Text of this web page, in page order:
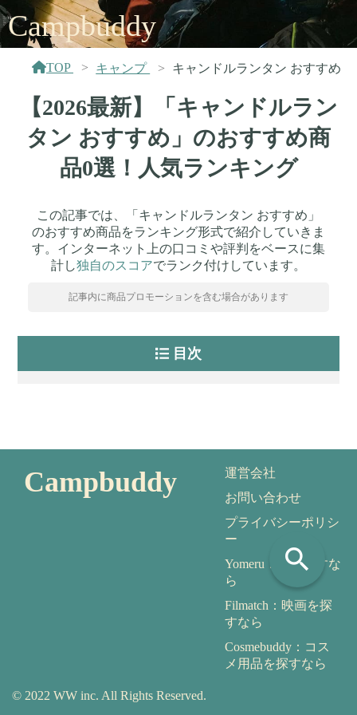
Campbuddy
TOP キャンプ キャンドルランタン おすすめ
【2026最新】「キャンドルラン
タン おすすめ」のおすすめ商
品0選！人気ランキング
この記事では、「キャンドルランタン おすすめ」
のおすすめ商品をランキング形式で紹介していきま
す。インターネット上の口コミや評判をベースに集
計し独自のスコアでランク付けしています。
記事内に商品プロモーションを含む場合があります
目次
search
Campbuddy
運営会社
お問い合わせ
プライバシーポリシ
ー
Yomeru：本を探すな
ら
Filmatch：映画を探
すなら
Cosmebuddy：コス
メ用品を探すなら
© 2022 WW inc. All Rights Reserved.